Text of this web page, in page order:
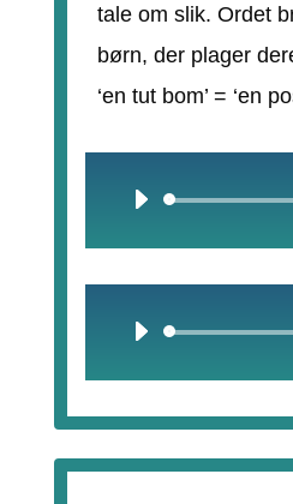
tale om slik. Ordet
børn, der plager
‘en tut bom’ = ‘en